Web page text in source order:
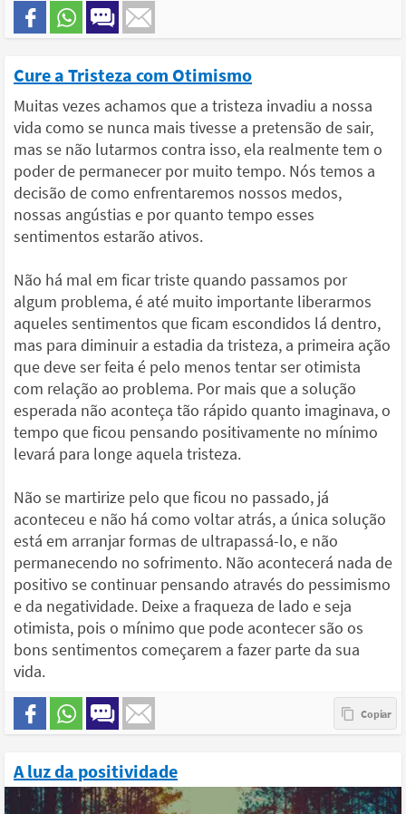
Cure a Tristeza com Otimismo
Muitas vezes achamos que a tristeza invadiu a nossa
vida como se nunca mais tivesse a pretensão de sair,
mas se não lutarmos contra isso, ela realmente tem o
poder de permanecer por muito tempo. Nós temos a
decisão de como enfrentaremos nossos medos,
nossas angústias e por quanto tempo esses
sentimentos estarão ativos.
Não há mal em ficar triste quando passamos por
algum problema, é até muito importante liberarmos
aqueles sentimentos que ficam escondidos lá dentro,
mas para diminuir a estadia da tristeza, a primeira ação
que deve ser feita é pelo menos tentar ser otimista
com relação ao problema. Por mais que a solução
esperada não aconteça tão rápido quanto imaginava, o
tempo que ficou pensando positivamente no mínimo
levará para longe aquela tristeza.
Não se martirize pelo que ficou no passado, já
aconteceu e não há como voltar atrás, a única solução
está em arranjar formas de ultrapassá-lo, e não
permanecendo no sofrimento. Não acontecerá nada de
positivo se continuar pensando através do pessimismo
e da negatividade. Deixe a fraqueza de lado e seja
otimista, pois o mínimo que pode acontecer são os
bons sentimentos começarem a fazer parte da sua
vida.
A luz da positividade